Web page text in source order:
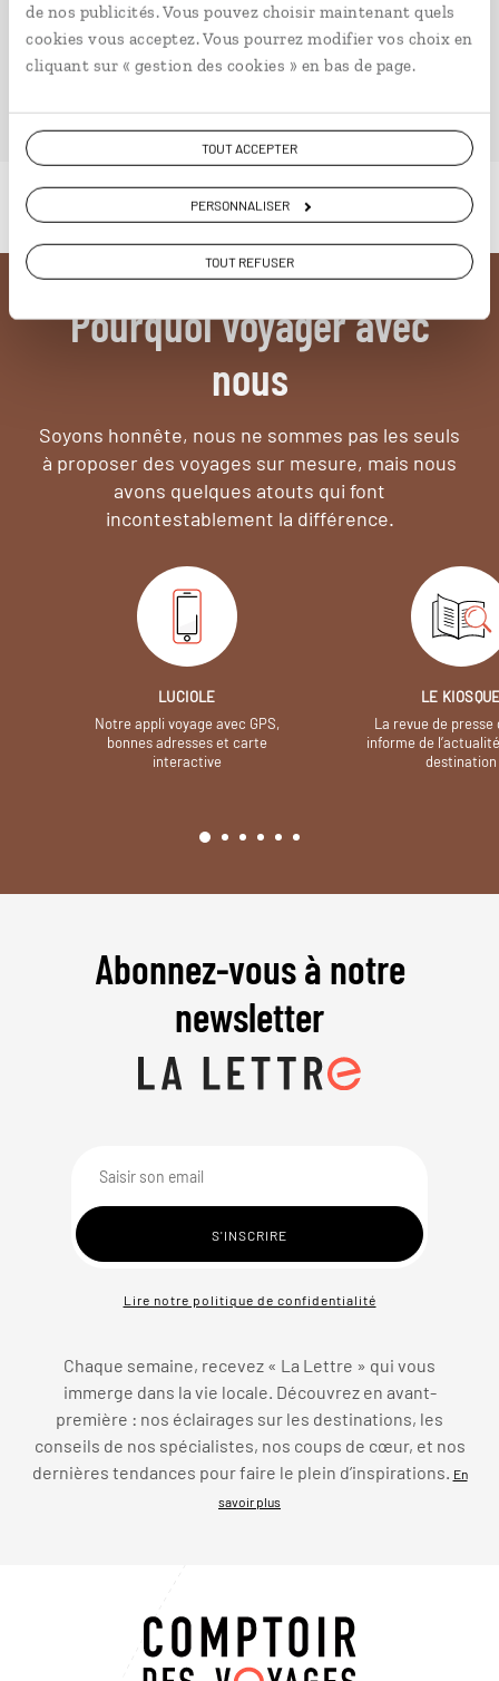
de nos publicités. Vous pouvez choisir maintenant quels
cookies vous acceptez. Vous pourrez modifier vos choix en
cliquant sur « gestion des cookies » en bas de page.
TOUT ACCEPTER
PERSONNALISER
TOUT REFUSER
Pourquoi voyager avec
nous
Soyons honnête, nous ne sommes pas les seuls
à proposer des voyages sur mesure, mais nous
avons quelques atouts qui font
incontestablement la différence.
LUCIOLE
Notre appli voyage avec GPS,
bonnes adresses et carte
interactive
LE
La revue de presse
informe de
destination
Abonnez-vous à notre
newsletter
Lire notre politique de confidentialité
Chaque semaine, recevez « La Lettre » qui vous
immerge dans la vie locale. Découvrez en avant-
première : nos éclairages sur les destinations, les
conseils de nos spécialistes, nos coups de cœur, et nos
dernières tendances pour faire le plein d’inspirations. En
savoir plus